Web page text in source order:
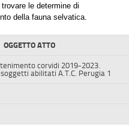
le determine di
della fauna selvatica.
OGGETTO ATTO
corvidi 2019-2023.
abilitati A.T.C. Perugia 1